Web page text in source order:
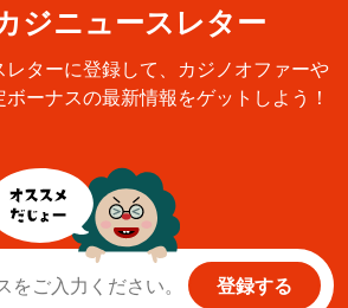
ジニュースレター
レターに登録して、カジノオファーや
ーナスの最新情報をゲットしよう！
登録する